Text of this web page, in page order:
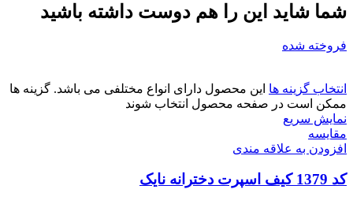
شما شاید این را هم دوست داشته باشید
فروخته شده
انتخاب گزینه ها این محصول دارای انواع مختلفی می باشد. گزینه ها
ممکن است در صفحه محصول انتخاب شوند
نمایش سریع
مقايسه
افزودن به علاقه مندی
کد 1379 کیف اسپرت دخترانه نایک